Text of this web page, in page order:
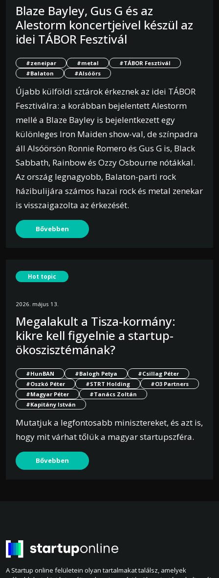
Blaze Bayley, Gus G és az
Alestorm koncertjeivel készül az
idei TÁBOR Fesztivál
#zeneipar #metal
#TÁBOR Fesztivál
#Balaton
#Alsóörs
Újabb külföldi sztárok érkeznek az idei TÁBOR
Fesztiválra: a korábban bejelentett Alestorm
mellé a Blaze Bayley is bejelentkezett egy
különleges Iron Maiden show-val, de színpadra
áll Alsóörsön Ronnie Romero és Gus G is, Black
Sabbath, Rainbow és Ozzy Osbourne nótákkal.
Az ország legnagyobb, Balaton-parti rock
házibulijára számos hazai rock és metal zenekar
is visszaigazolta az érkezését.
Bővebben
Hot topic
2026. május 13.
Megalakult a Tisza-kormány:
kikre kell figyelnie a startup-
ökoszisztémának?
#HunBAN #Balogh Petya
#Csillag Péter
#Oszkó Péter
#STRT Holding
#O3 Partners
#Magyar Péter
#Tanács Zoltán
#Kapitány István
Mutatjuk a legfontosabb minisztereket, és azt is,
hogy mit várhat tőlük a magyar startupszféra.
Bővebben
A Startup online felületein olyan tartalmakat találsz, amelyek